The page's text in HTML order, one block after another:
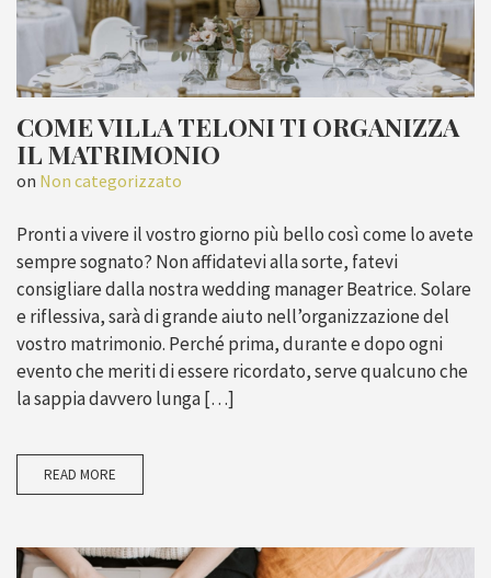
COME VILLA TELONI TI ORGANIZZA
IL MATRIMONIO
on Non categorizzato
Pronti a vivere il vostro giorno più bello così come lo avete
sempre sognato? Non affidatevi alla sorte, fatevi
consigliare dalla nostra wedding manager Beatrice. Solare
e riflessiva, sarà di grande aiuto nell’organizzazione del
vostro matrimonio. Perché prima, durante e dopo ogni
evento che meriti di essere ricordato, serve qualcuno che
la sappia davvero lunga […]
READ MORE